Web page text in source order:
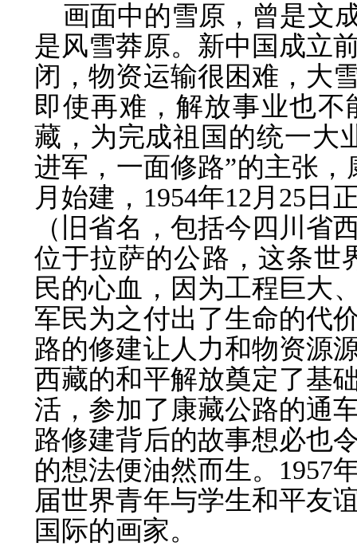
画面中的雪原，曾是文
是风雪莽原。 新中国成立
闭，物资运输很困难，大
即使再难，解放事业也不
藏，为完成祖国的统一大
进军，一面修路”的主张
月始建，1954年12月25日
（旧省名，包括今四川省
位于拉萨的公路，这条世
民的心血，因为工程巨大
军民为之付出了生命的代
路的修建让人力和物资源
西藏的和平解放奠定了基
活，参加了康藏公路的通
路修建背后的故事想必也
的想法便油然而生。 1957
届世界青年与学生和平友
国际的画家。